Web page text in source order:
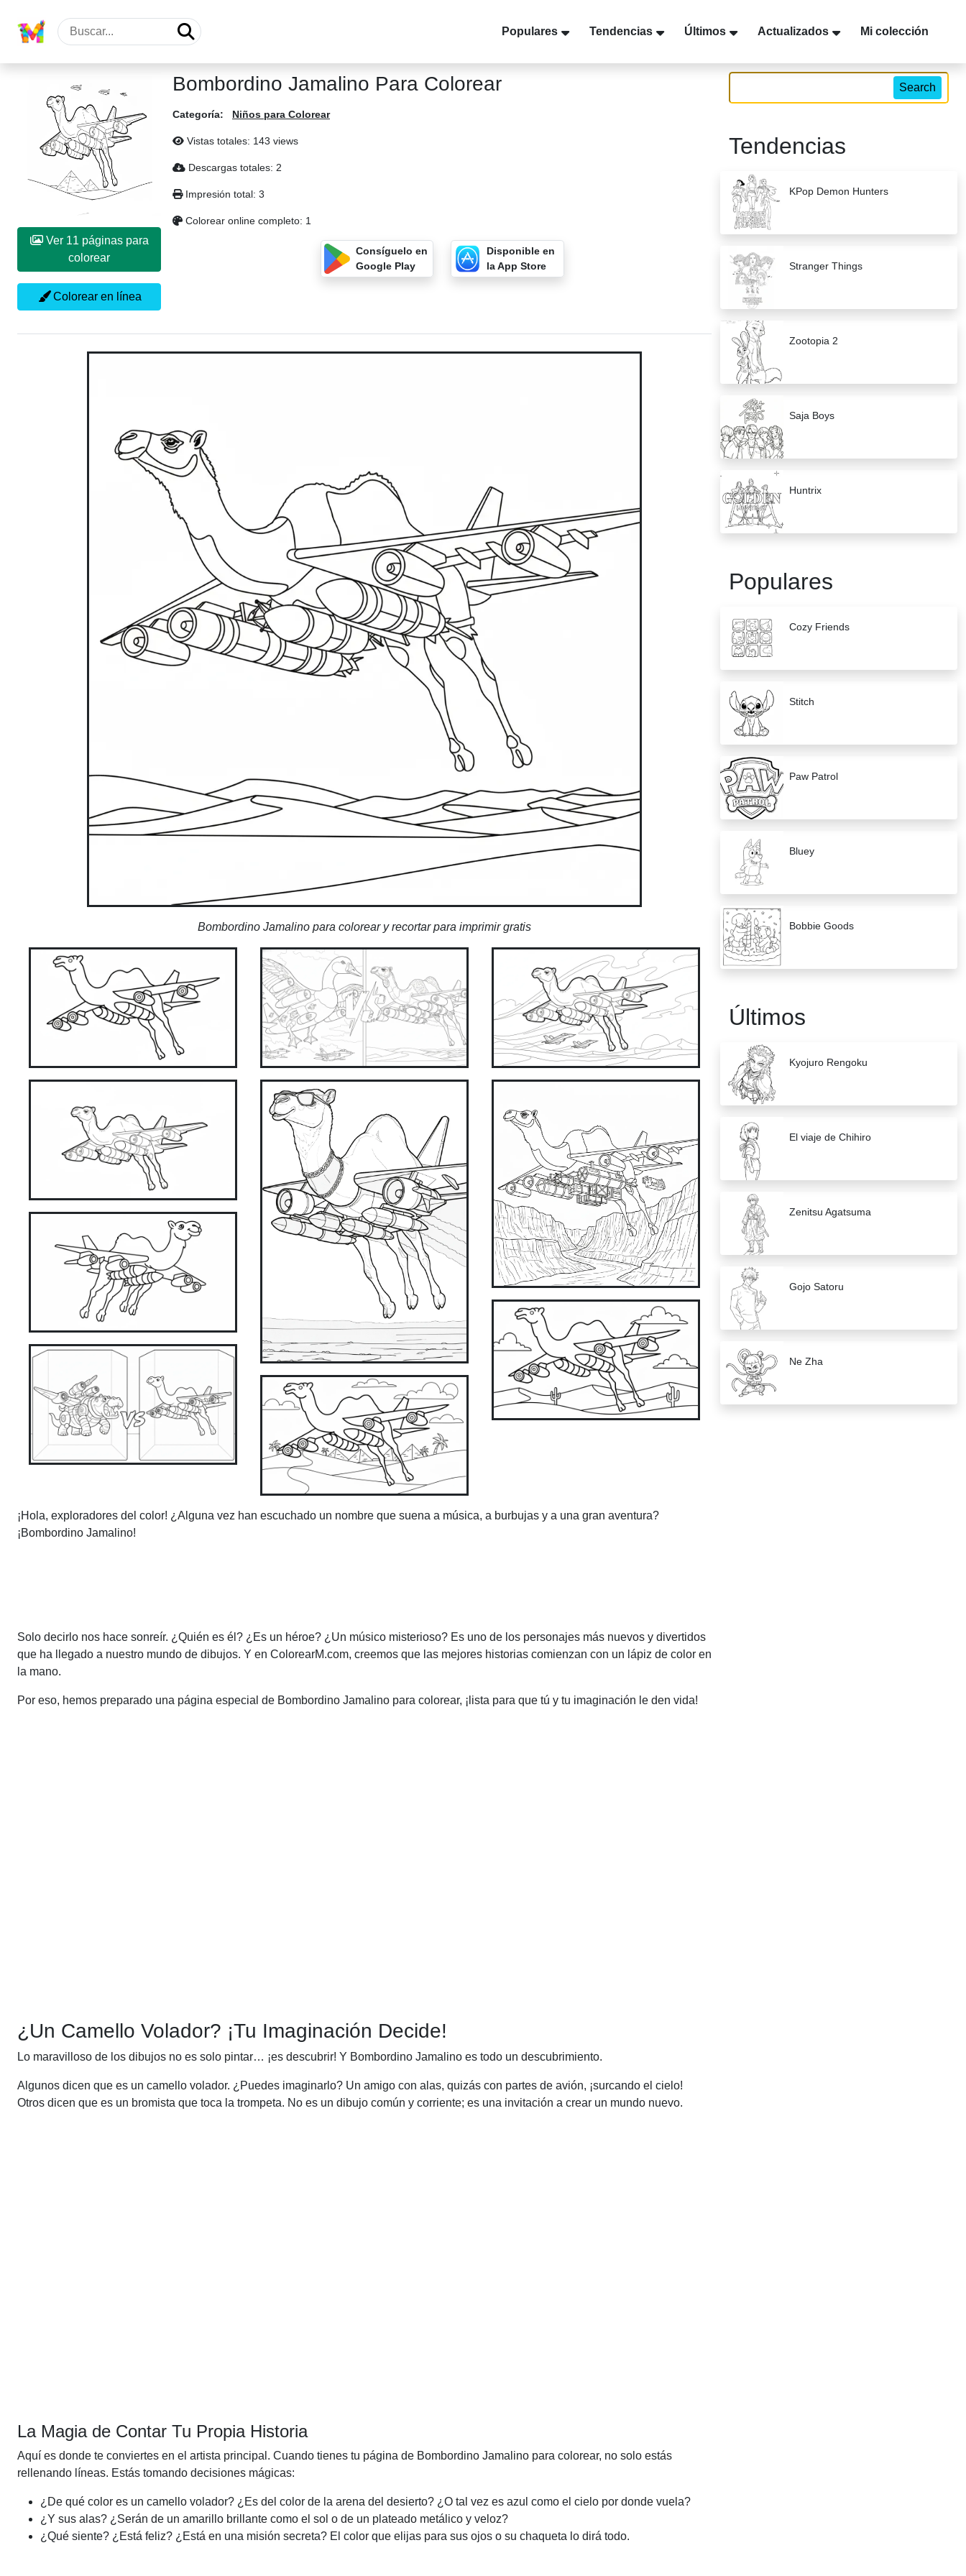
Populares Tendencias Últimos Actualizados Mi colección
Ver 11 páginas para
colorear
Colorear en línea
Bombordino Jamalino Para Colorear
Categoría: Niños para Colorear
Vistas totales: 143 views
Descargas totales: 2
Impresión total: 3
Colorear online completo: 1
Consíguelo en
Google Play
Disponible en
la App Store
Bombordino Jamalino para colorear y recortar para imprimir gratis
¡Hola, exploradores del color! ¿Alguna vez han escuchado un nombre que suena a música, a burbujas y a una gran aventura?
¡Bombordino Jamalino!
Solo decirlo nos hace sonreír. ¿Quién es él? ¿Es un héroe? ¿Un músico misterioso? Es uno de los personajes más nuevos y divertidos
que ha llegado a nuestro mundo de dibujos. Y en ColorearM.com, creemos que las mejores historias comienzan con un lápiz de color en
la mano.
Por eso, hemos preparado una página especial de Bombordino Jamalino para colorear, ¡lista para que tú y tu imaginación le den vida!
¿Un Camello Volador? ¡Tu Imaginación Decide!
Lo maravilloso de los dibujos no es solo pintar… ¡es descubrir! Y Bombordino Jamalino es todo un descubrimiento.
Algunos dicen que es un camello volador. ¿Puedes imaginarlo? Un amigo con alas, quizás con partes de avión, ¡surcando el cielo!
Otros dicen que es un bromista que toca la trompeta. No es un dibujo común y corriente; es una invitación a crear un mundo nuevo.
La Magia de Contar Tu Propia Historia
Aquí es donde te conviertes en el artista principal. Cuando tienes tu página de Bombordino Jamalino para colorear, no solo estás
rellenando líneas. Estás tomando decisiones mágicas:
¿De qué color es un camello volador? ¿Es del color de la arena del desierto? ¿O tal vez es azul como el cielo por donde vuela?
¿Y sus alas? ¿Serán de un amarillo brillante como el sol o de un plateado metálico y veloz?
¿Qué siente? ¿Está feliz? ¿Está en una misión secreta? El color que elijas para sus ojos o su chaqueta lo dirá todo.
Search
Tendencias
KPop Demon Hunters
Stranger Things
Zootopia 2
Saja Boys
Huntrix
Populares
Cozy Friends
Stitch
Paw Patrol
Bluey
Bobbie Goods
Últimos
Kyojuro Rengoku
El viaje de Chihiro
Zenitsu Agatsuma
Gojo Satoru
Ne Zha